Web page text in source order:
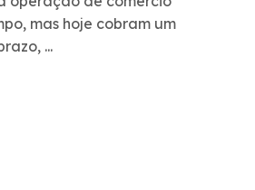
mas hoje cobram um
...